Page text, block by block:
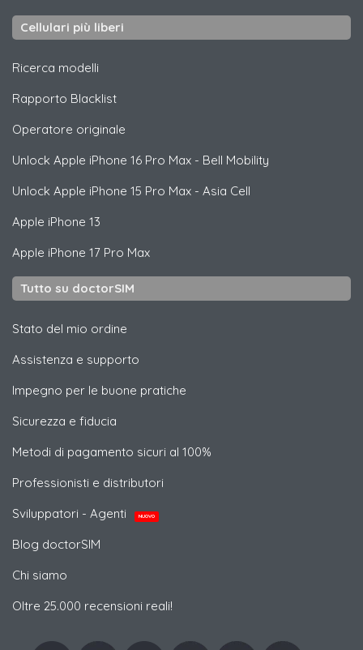
Cellulari più liberi
Ricerca modelli
Rapporto Blacklist
Operatore originale
Unlock Apple iPhone 16 Pro Max - Bell Mobility
Unlock Apple iPhone 15 Pro Max - Asia Cell
Apple iPhone 13
Apple iPhone 17 Pro Max
Tutto su doctorSIM
Stato del mio ordine
Assistenza e supporto
Impegno per le buone pratiche
Sicurezza e fiducia
Metodi di pagamento sicuri al 100%
Professionisti e distributori
Sviluppatori - Agenti
NUOVO
Blog doctorSIM
Chi siamo
Oltre 25.000 recensioni reali!